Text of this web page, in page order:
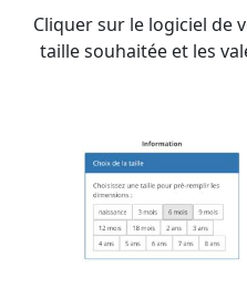
Cliquer sur le logiciel de
taille souhaitée et les